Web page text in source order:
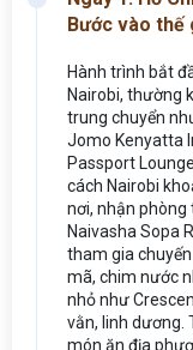
Bước vào thế
Hành trình bắt
Nairobi, thường
trung chuyển
Jomo Kenyatta
Passport
cách Nairobi
nơi, nhận phòng
Naivasha Sopa
tham gia
mã, chim nước
nhỏ như
vằn, linh dương.
món ăn địa